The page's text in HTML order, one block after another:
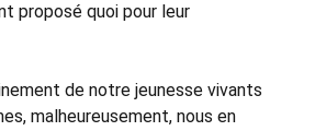
proposé quoi pour leur
de notre jeunesse vivants
malheureusement, nous en